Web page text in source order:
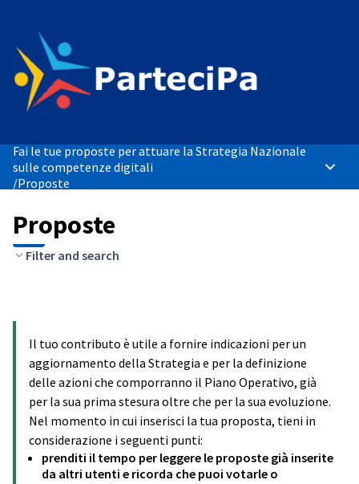
Fai le tue proposte per attuare la Strategia Nazionale
sulle competenze digitali
/Proposte
Proposte
Filter and search
Il tuo contributo è utile a fornire indicazioni per un
aggiornamento della Strategia e per la definizione
delle azioni che comporranno il Piano Operativo, già
per la sua prima stesura oltre che per la sua evoluzione.
Nel momento in cui inserisci la tua proposta, tieni in
considerazione i seguenti punti:
prenditi il tempo per leggere le proposte già inserite
da altri utenti e ricorda che puoi votarle o